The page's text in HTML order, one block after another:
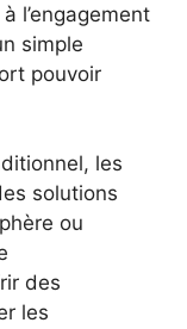
l’engagement
simple
pouvoir
les
solutions
ou
des
les